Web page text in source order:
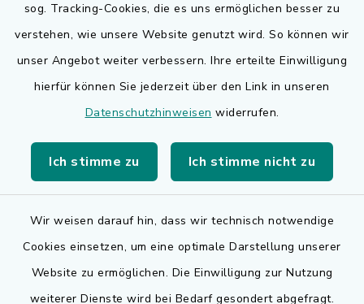
sog. Tracking-Cookies, die es uns ermöglichen besser zu
verstehen, wie unsere Website genutzt wird. So können wir
unser Angebot weiter verbessern. Ihre erteilte Einwilligung
hierfür können Sie jederzeit über den Link in unseren
Datenschutzhinweisen widerrufen.
Ich stimme zu Ich stimme nicht zu
Wir weisen darauf hin, dass wir technisch notwendige
Cookies einsetzen, um eine optimale Darstellung unserer
Website zu ermöglichen. Die Einwilligung zur Nutzung
weiterer Dienste wird bei Bedarf gesondert abgefragt.
Quicklinks
Bauen in Adelsdorf
BayernPortal
Landkreis Erlangen-Höchstadt